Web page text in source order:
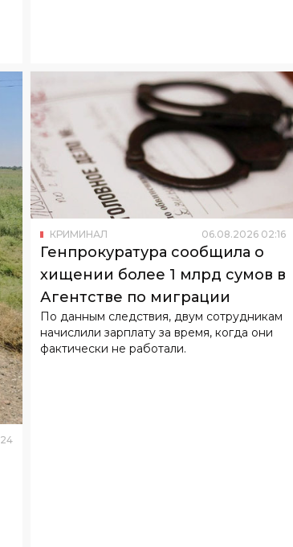
24
КРИМИНАЛ 06.08.2026 02:16
Генпрокуратура сообщила о
хищении более 1 млрд сумов в
Агентстве по миграции
По данным следствия, двум сотрудникам
начислили зарплату за время, когда они
фактически не работали.